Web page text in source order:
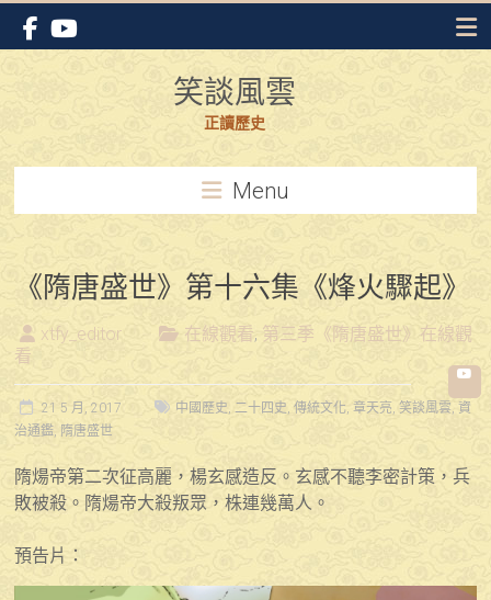
Skip
content
笑談風雲
正讀歷史
Menu
《隋唐盛世》第十六集《烽火驟起》
xtfy_editor 在線觀看, 第三季《隋唐盛世》在線觀
看
21 5 月, 2017 中國歷史,二十四史,傳統文化,章天亮,笑談風雲,資
治通鑑, 隋唐盛世
隋煬帝第二次征高麗，楊玄感造反。玄感不聽李密計策，兵
敗被殺。隋煬帝大殺叛眾，株連幾萬人。
預告片：